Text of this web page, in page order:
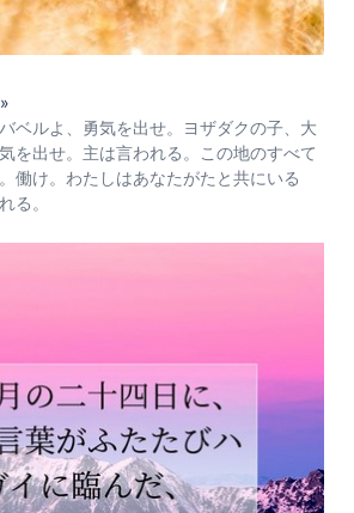
ベルよ、勇気を出せ。ヨザダクの子、大
を出せ。主は言われる。この地のすべて
働け。わたしはあなたがたと共にいる
る。